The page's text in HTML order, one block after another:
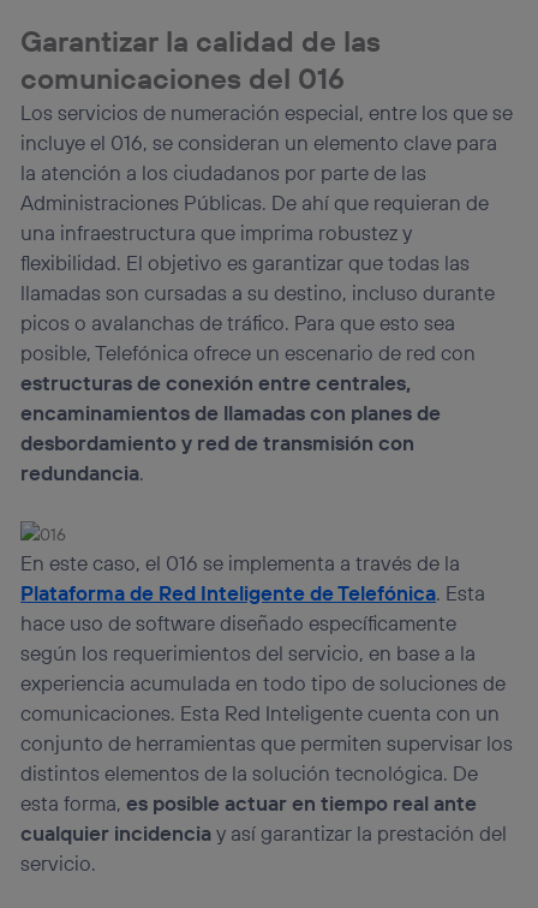
Garantizar la calidad de las
comunicaciones del 016
Los servicios de numeración especial, entre los que se
incluye el 016, se consideran un elemento clave para
la atención a los ciudadanos por parte de las
Administraciones Públicas. De ahí que requieran de
una infraestructura que imprima robustez y
flexibilidad. El objetivo es garantizar que todas las
llamadas son cursadas a su destino, incluso durante
picos o avalanchas de tráfico. Para que esto sea
posible, Telefónica ofrece un escenario de red con
estructuras de conexión entre centrales,
encaminamientos de llamadas con planes de
desbordamiento y red de transmisión con
redundancia.
En este caso, el 016 se implementa a través de la
Plataforma de Red Inteligente de Telefónica. Esta
hace uso de software diseñado específicamente
según los requerimientos del servicio, en base a la
experiencia acumulada en todo tipo de soluciones de
comunicaciones. Esta Red Inteligente cuenta con un
conjunto de herramientas que permiten supervisar los
distintos elementos de la solución tecnológica. De
esta forma,es posible actuar en tiempo real ante
cualquier incidenciay así garantizar la prestación del
servicio.